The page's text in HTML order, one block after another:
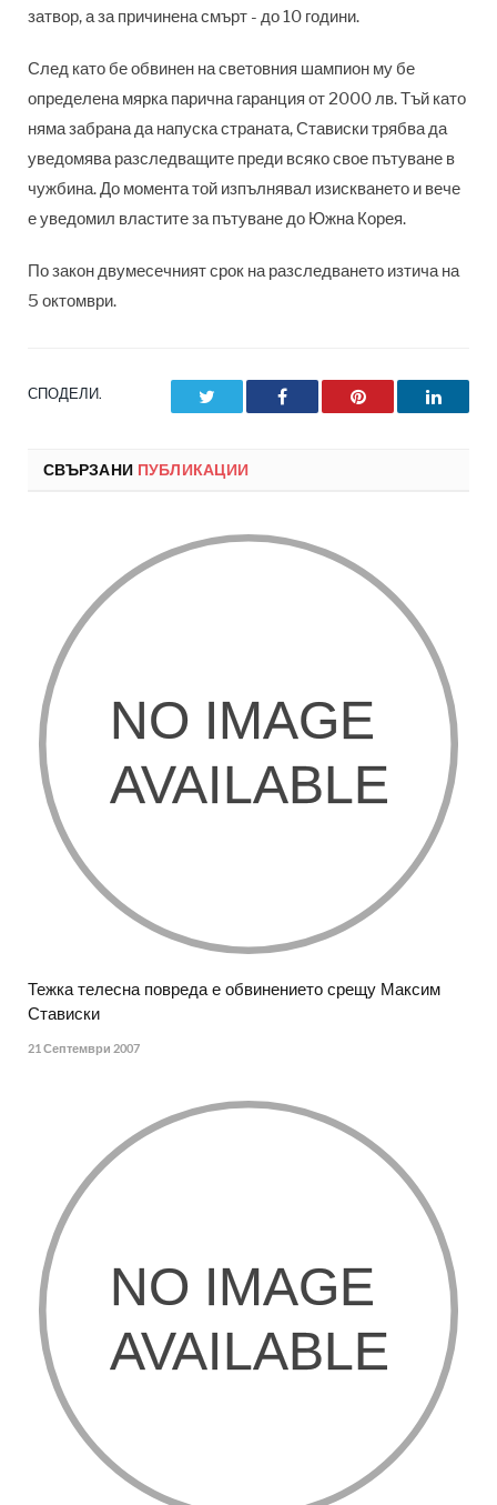
затвор, а за причинена смърт - до 10 години.
След като бе обвинен на световния шампион му бе
определена мярка парична гаранция от 2000 лв. Тъй като
няма забрана да напуска страната, Стависки трябва да
уведомява разследващите преди всяко свое пътуване в
чужбина. До момента той изпълнявал изискването и вече
е уведомил властите за пътуване до Южна Корея.
По закон двумесечният срок на разследването изтича на
5 октомври.
СПОДЕЛИ. Facebook Pinterest
СВЪРЗАНИ ПУБЛИКАЦИИ
Тежка телесна повреда е обвинението срещу Максим
Стависки
21 Септември 2007